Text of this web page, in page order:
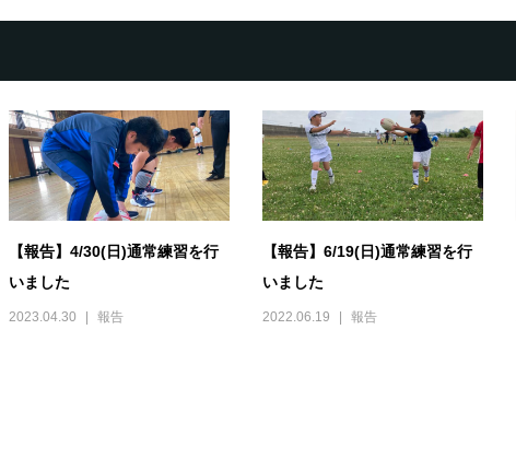
【報告】4/30(日)通常練習を行
いました
2023.04.30 報告
【報告】6/19(日)通常練習を行
いました
2022.06.19 報告